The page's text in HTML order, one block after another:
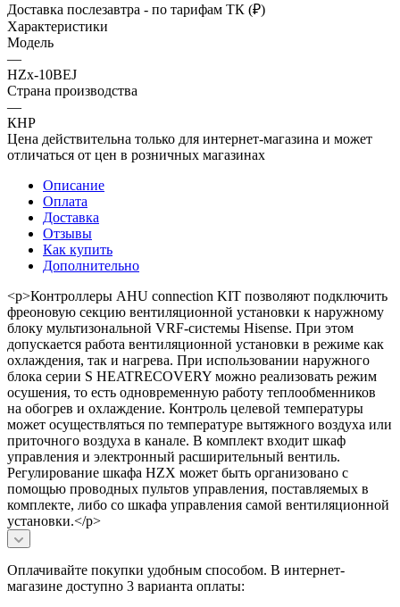
Доставка послезавтра - по тарифам ТК (₽)
Характеристики
Модель
—
HZx-10BEJ
Страна производства
—
КНР
Цена действительна только для интернет-магазина и может
отличаться от цен в розничных магазинах
Описание
Оплата
Доставка
Отзывы
Как купить
Дополнительно
<p>Контроллеры AHU connection KIT позволяют подключить
фреоновую секцию вентиляционной установки к наружному
блоку мультизональной VRF-системы Hisense. При этом
допускается работа вентиляционной установки в режиме как
охлаждения, так и нагрева. При использовании наружного
блока серии S HEATRECOVERY можно реализовать режим
осушения, то есть одновременную работу теплообменников
на обогрев и охлаждение. Контроль целевой температуры
может осуществляться по температуре вытяжного воздуха или
приточного воздуха в канале. В комплект входит шкаф
управления и электронный расширительный вентиль.
Регулирование шкафа HZX может быть организовано с
помощью проводных пультов управления, поставляемых в
комплекте, либо со шкафа управления самой вентиляционной
установки.</p>
Оплачивайте покупки удобным способом. В интернет-
магазине доступно 3 варианта оплаты: